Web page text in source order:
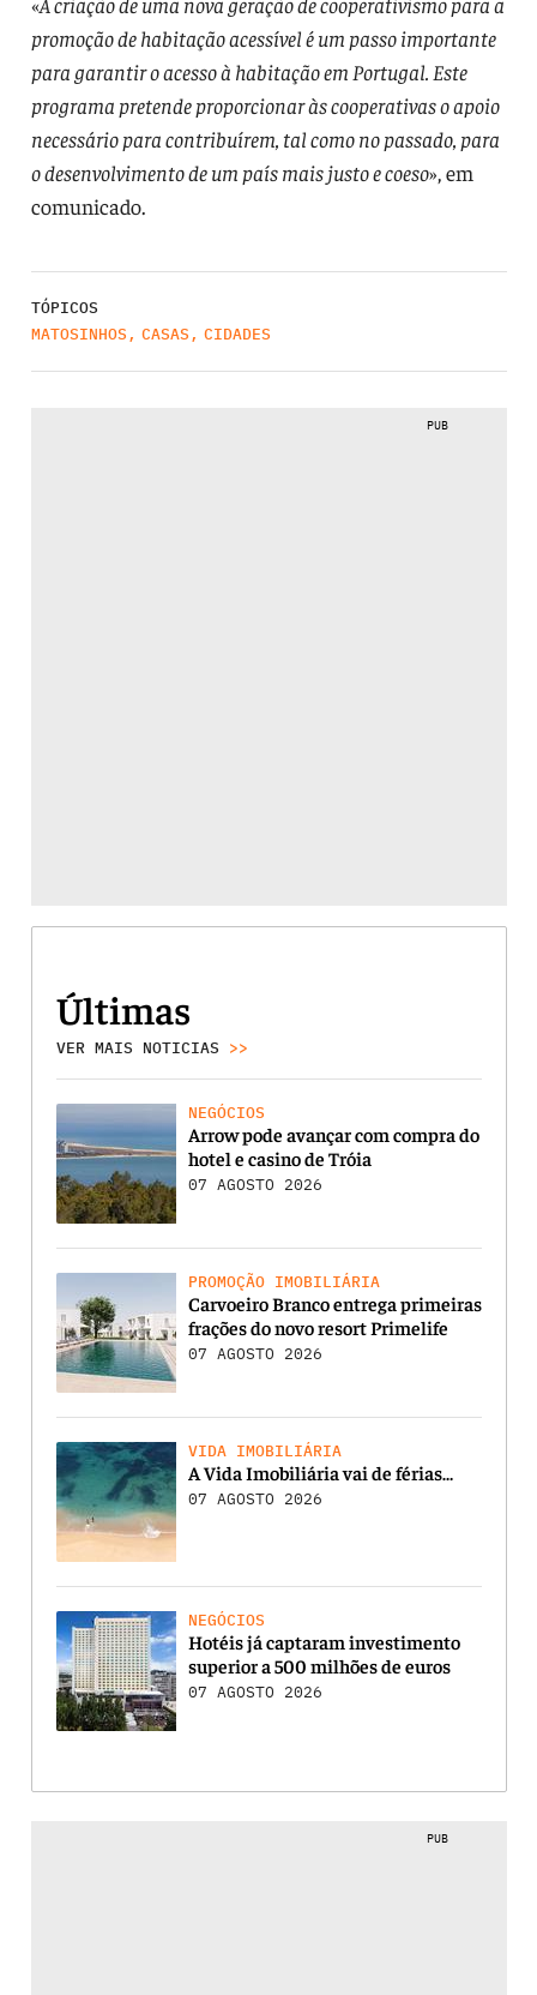
promoção de habitação acessível é um passo importante
para garantir o acesso à habitação em Portugal. Este
programa pretende proporcionar às cooperativas o apoio
necessário para contribuírem, tal como no passado, para
o desenvolvimento de um país mais justo e coeso», em
comunicado.
TÓPICOS
MATOSINHOS , CASAS , CIDADES
PUB
Últimas
VER MAIS NOTICIAS >>
NEGÓCIOS
Arrow pode avançar com compra do
hotel e casino de Tróia
07 AGOSTO 2026
PROMOÇÃO IMOBILIÁRIA
Carvoeiro Branco entrega primeiras
frações do novo resort Primelife
07 AGOSTO 2026
VIDA IMOBILIÁRIA
A Vida Imobiliária vai de férias…
07 AGOSTO 2026
NEGÓCIOS
Hotéis já captaram investimento
superior a 500 milhões de euros
07 AGOSTO 2026
PUB